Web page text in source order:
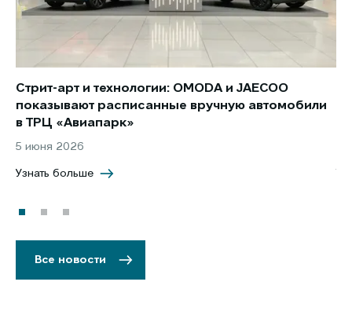
Стрит-арт и технологии: OMODA и JAECOO
показывают расписанные вручную автомобили
в ТРЦ «Авиапарк»
5 июня 2026
Узнать больше
Все новости